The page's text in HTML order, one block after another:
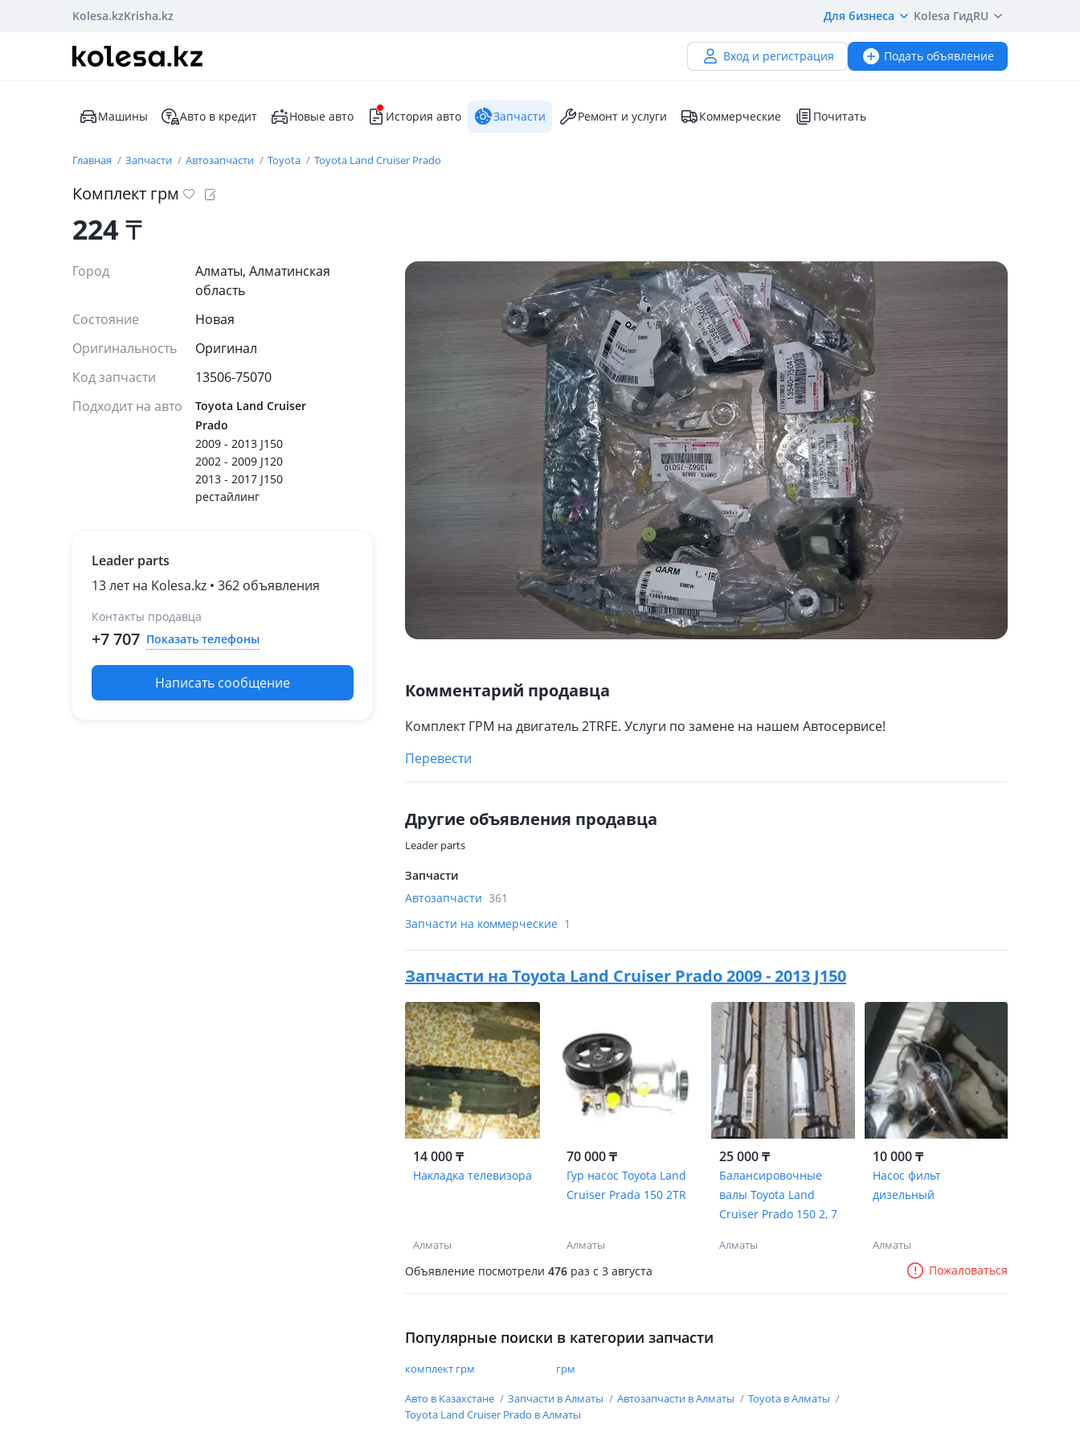
Kolesa.kzKrisha.kz Для бизнеса Kolesa ГидRU
Вход и регистрация Подать объявление
Машины Авто в кредит Новые авто История авто Запчасти Ремонт и услуги Коммерческие Почитать
Главная Запчасти Автозапчасти Toyota Toyota Land Cruiser Prado
Комплект грм
224₸
Город
Алматы, Алматинская
область
Состояние
Новая
Оригинальность
Оригинал
Код запчасти
13506-75070
Подходит на авто
Toyota Land Cruiser
Prado
2009 - 2013 J150
2002 - 2009 J120
2013 - 2017 J150
рестайлинг
Leader parts
13 лет на Kolesa.kz • 362 объявления
Контакты продавца
+7 707 Показать телефоны
Написать сообщение Комментарий продавца
Комплект ГРМ на двигатель 2TRFE. Услуги по замене на нашем Автосервисе!
Перевести
Другие объявления продавца
Leader parts
Запчасти
Автозапчасти 361
Запчасти на коммерческие 1
Запчасти на Toyota Land Cruiser Prado 2009 - 2013 J150
14 000 ₸
Накладка телевизора
Алматы
70 000 ₸
Гур насос Toyota Land
Cruiser Prada 150 2TR
Алматы
25 000 ₸
Балансировочные
валы Toyota Land
Cruiser Prado 150 2, 7
Алматы
10 000 ₸
Насос фильт
дизельный
Алматы
Объявление посмотрели 476 раз c 3 августа Пожаловаться
Популярные поиски в категории запчасти
комплект грм грм
Авто в Казахстане Запчасти в Алматы Автозапчасти в Алматы
Toyota в Алматы
Toyota Land Cruiser Prado в Алматы